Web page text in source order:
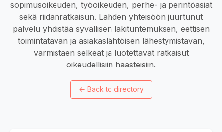
sopimusoikeuden, työoikeuden, perhe- ja perintöasiat
sekä riidanratkaisun. Lahden yhteisöön juurtunut
palvelu yhdistää syvällisen lakituntemuksen, eettisen
toimintatavan ja asiakaslähtöisen lähestymistavan,
varmistaen selkeät ja luotettavat ratkaisut
oikeudellisiin haasteisiin.
← Back to directory